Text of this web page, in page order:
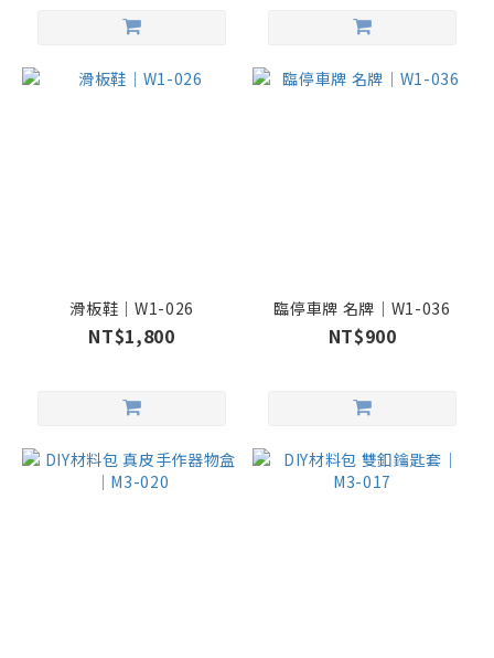
滑板鞋｜W1-026
NT$1,800
臨停車牌 名牌｜W1-036
NT$900